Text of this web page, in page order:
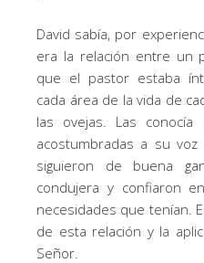
David sabía, por
era la relación entre un
que el pastor estaba
cada área de la vida de
las ovejas. Las
acostumbradas a su
siguieron de buena
condujera y confiaron
necesidades que tenían.
de esta relación y la
Señor.